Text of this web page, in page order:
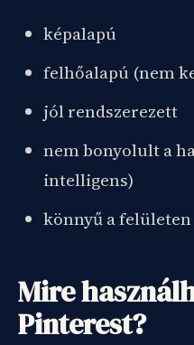
képalapú
felhőalapú (nem
jól rendszerezett
nem bonyolult a
intelligens)
könnyű a
Mire
Pinterest?